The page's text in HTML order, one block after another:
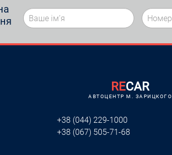
RECAR
АВТОЦЕНТР M. ЗАРИЦКОГО
+38 (044) 229-1000
+38 (067) 505-71-68